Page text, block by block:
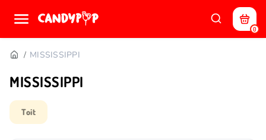
0
MISSISSIPPI
MISSISSIPPI
Toit